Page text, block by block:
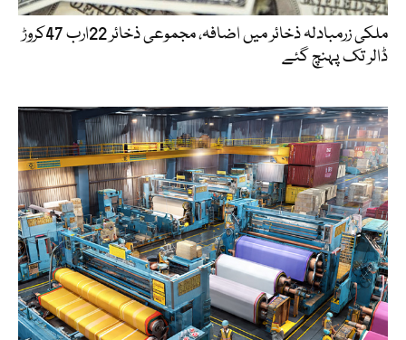
ملکی زرمبادلہ ذخائر میں اضافہ، مجموعی ذخائر 22ارب 47کروڑ
ڈالر تک پہنچ گئے